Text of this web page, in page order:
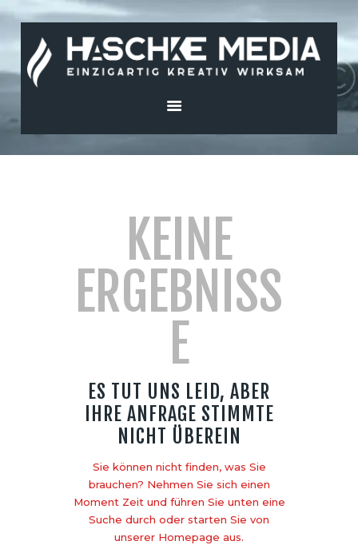
HASCHKE MEDIA
Drohnen und Medien Service
KEINE
ERGEBNISS
E
ES TUT UNS LEID, ABER
IHRE ANFRAGE STIMMTE
NICHT ÜBEREIN
Sie können nicht finden, was Sie
brauchen? Nehmen Sie sich einen
Moment Zeit und führen Sie unten eine
Suche durch oder starten Sie von
unserer Homepage aus.